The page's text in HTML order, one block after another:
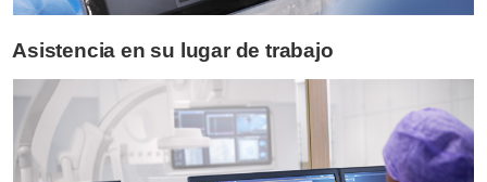
Asistencia en su lugar de trabajo